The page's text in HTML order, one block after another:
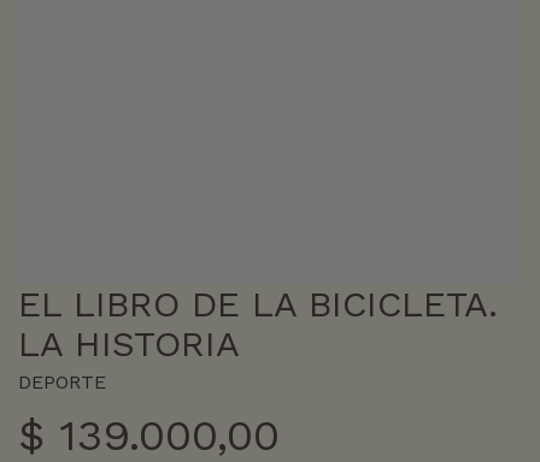
EL LIBRO DE LA BICICLETA.
LA HISTORIA
DEPORTE
$ 139.000,00